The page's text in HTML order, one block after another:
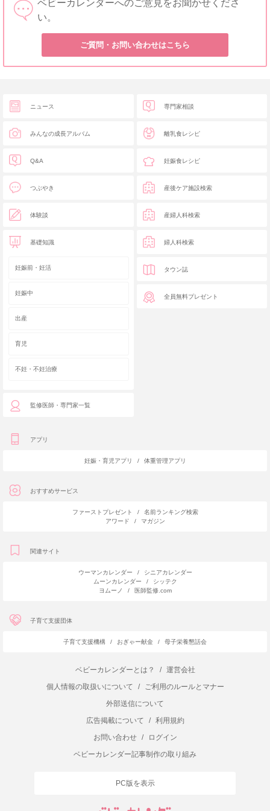
ベビーカレンダーへのご意見をお聞かせくださ
い。
ご質問・お問い合わせはこちら
ニュース
みんなの成長アルバム
Q&A
つぶやき
体験談
基礎知識
妊娠前・妊活
妊娠中
出産
育児
不妊・不妊治療
監修医師・専門家一覧
専門家相談
離乳食レシピ
妊娠食レシピ
産後ケア施設検索
産婦人科検索
婦人科検索
タウン誌
全員無料プレゼント
アプリ
妊娠・育児アプリ / 体重管理アプリ
おすすめサービス
ファーストプレゼント /
名前ランキング検索
アワード
/ マガジン
関連サイト
ウーマンカレンダー /
シニアカレンダー
ムーンカレンダー
/
シッテク
ヨムーノ
/ 医師監修.com
子育て支援団体
子育て支援機構 / おぎゃー献金 / 母子栄養懇話会
ベビーカレンダーとは？ /
運営会社
個人情報の取扱いについて
/
ご利用のルールとマナー
外部送信について
広告掲載について
/
利用規約
お問い合わせ
/
ログイン
ベビーカレンダー記事制作の取り組み
PC版を表示